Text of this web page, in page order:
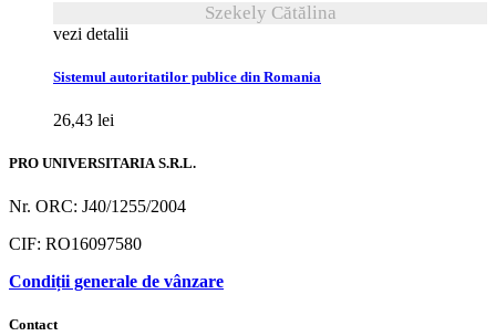
Szekely Cătălina
vezi detalii
Sistemul autoritatilor publice din Romania
26,43 lei
PRO UNIVERSITARIA S.R.L.
Nr. ORC: J40/1255/2004
CIF: RO16097580
Condiții generale de vânzare
Contact